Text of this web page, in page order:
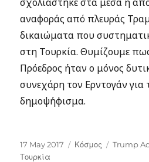
αναφοράς από πλευράς
δικαιώματα που
στη Τουρκία. Θυμίζουμε
Πρόεδρος ήταν ο μόνος
συνεχάρη τον Ερντογάν για
δημοψήφισμα.
Posted
on
17 May 2017 Categories
Κόσμος Tags
Trump
Τουρκία